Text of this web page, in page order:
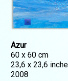
Azur
60 x 60 cm
23,6 x 23,6
2008